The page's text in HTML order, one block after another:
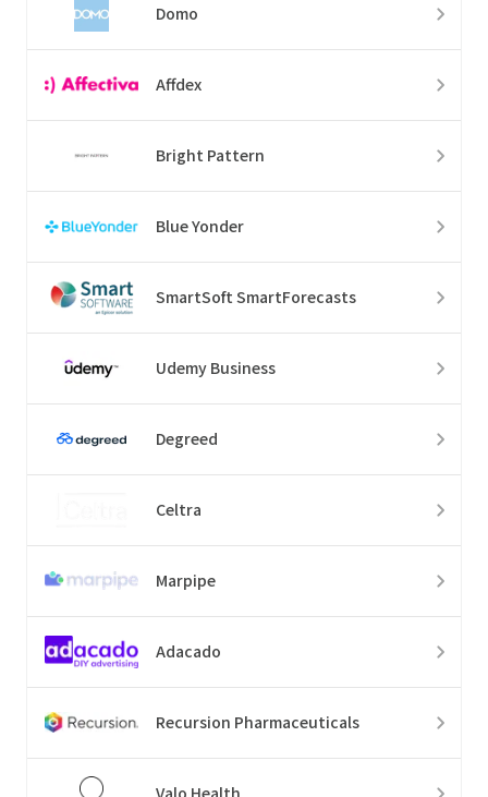
Domo
Affdex
Bright Pattern
Blue Yonder
SmartSoft SmartForecasts
Udemy Business
Degreed
Celtra
Marpipe
Adacado
Recursion Pharmaceuticals